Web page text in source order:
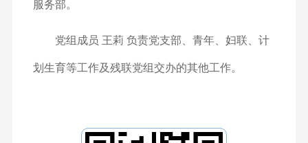
服务部。
党组成员 王莉 负责党支部、青年、妇联、计
划生育等工作及残联党组交办的其他工作。